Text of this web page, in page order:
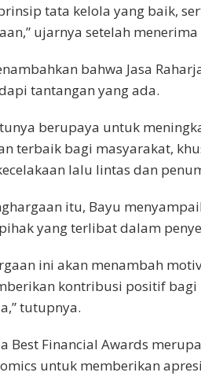
tata kelola yang baik,
ujarnya setelah
bahwa Jasa
tantangan yang ada.
berupaya untuk
terbaik bagi masyarakat,
lalu lintas dan
itu, Bayu
yang terlibat dalam
ini akan menambah
kontribusi positif
tutupnya.
Best Financial Awards
untuk memberikan